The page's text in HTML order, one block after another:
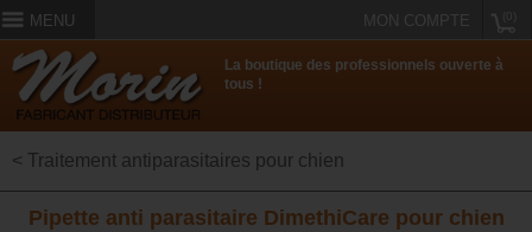
MENU MON COMPTE
La boutique des professionnels ouverte à
tous !
< Traitement antiparasitaires pour chien
Pipette anti parasitaire DimethiCare pour chien